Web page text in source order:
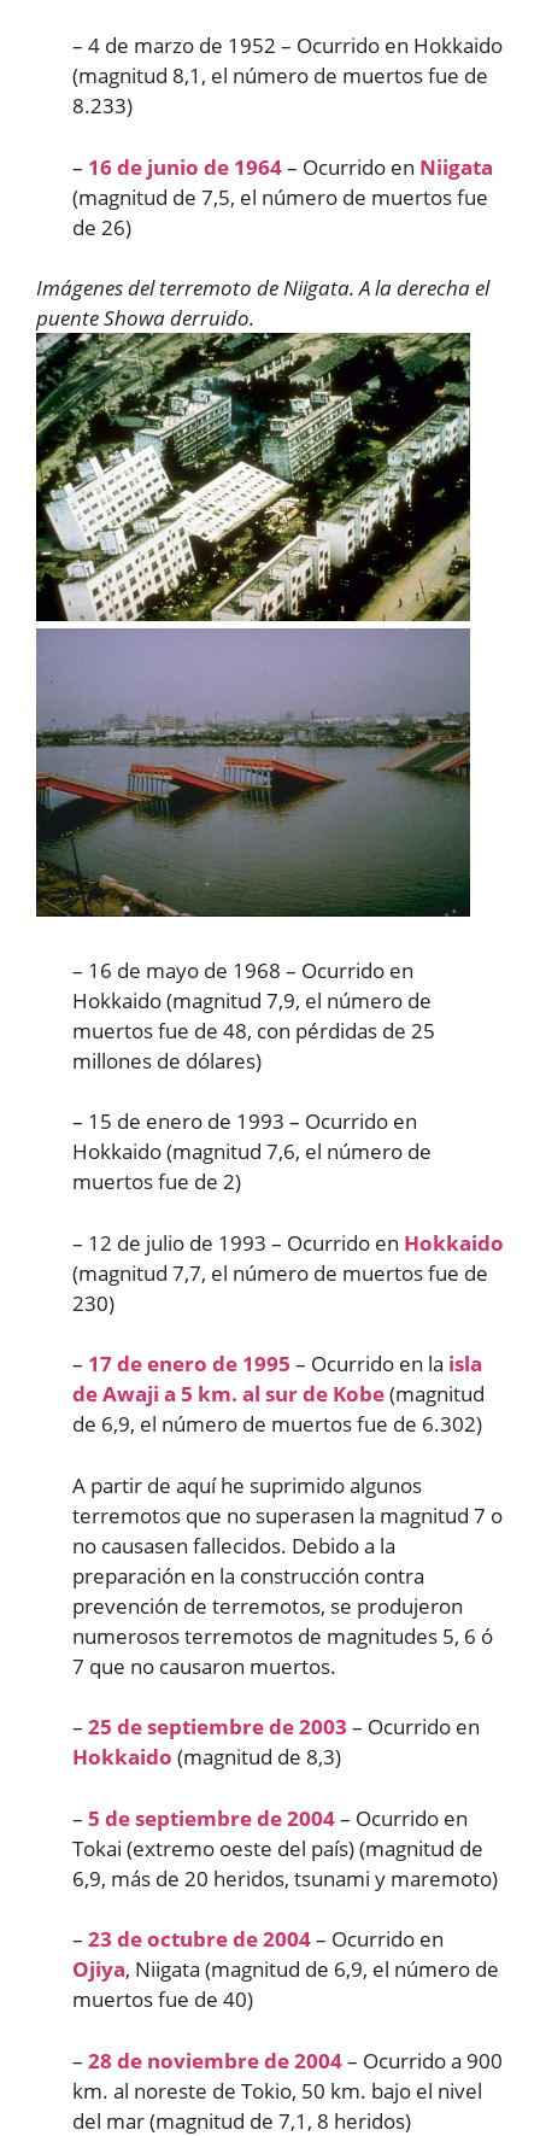
– 4 de marzo de 1952 – Ocurrido en Hokkaido
(magnitud 8,1, el número de muertos fue de
8.233)
– 16 de junio de 1964– Ocurrido en Niigata
(magnitud de 7,5, el número de muertos fue
de 26)
Imágenes del terremoto de Niigata. A la derecha el
puente Showa derruido.
– 16 de mayo de 1968 – Ocurrido en
Hokkaido (magnitud 7,9, el número de
muertos fue de 48, con pérdidas de 25
millones de dólares)
– 15 de enero de 1993 – Ocurrido en
Hokkaido (magnitud 7,6, el número de
muertos fue de 2)
– 12 de julio de 1993 – Ocurrido en Hokkaido
(magnitud 7,7, el número de muertos fue de
230)
– 17 de enero de 1995 – Ocurrido en la isla
de Awaji a 5 km. al sur de Kobe(magnitud
de 6,9, el número de muertos fue de 6.302)
A partir de aquí he suprimido algunos
terremotos que no superasen la magnitud 7 o
no causasen fallecidos. Debido a la
preparación en la construcción contra
prevención de terremotos, se produjeron
numerosos terremotos de magnitudes 5, 6 ó
7 que no causaron muertos.
– 25 de septiembre de 2003 – Ocurrido en
Hokkaido (magnitud de 8,3)
– 5 de septiembre de 2004– Ocurrido en
Tokai (extremo oeste del país) (magnitud de
6,9, más de 20 heridos, tsunami y maremoto)
– 23 de octubre de 2004– Ocurrido en
Ojiya, Niigata (magnitud de 6,9, el número de
muertos fue de 40)
– 28 de noviembre de 2004– Ocurrido a 900
km. al noreste de Tokio, 50 km. bajo el nivel
del mar (magnitud de 7,1, 8 heridos)